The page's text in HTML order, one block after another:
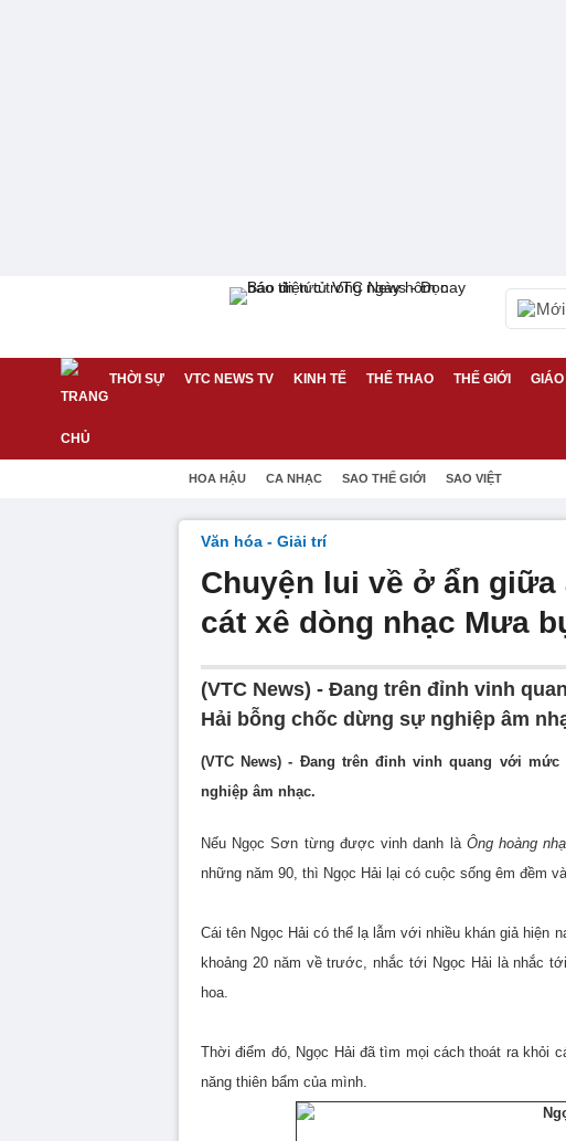
THỜI SỰ VTC NEWS TV KINH TẾ THỂ THAO THẾ GIỚI
HOA HẬU CA NHẠC SAO THẾ GIỚI SAO VIỆT
Văn hóa - Giải trí
Chuyện lui về ở ẩn
cát xê dòng nhạc Mưa
(VTC News) - Đang trên đỉnh vinh
Hải bỗng chốc dừng sự nghiệp âm
(VTC News) - Đang trên đỉnh vinh quang với
nghiệp âm nhạc.
Nếu Ngọc Sơn từng được vinh danh là Ông hoàng
những năm 90, thì Ngọc Hải lại có cuộc sống êm đềm
Cái tên Ngọc Hải có thể lạ lẫm với nhiều khán giả hiện
khoảng 20 năm về trước, nhắc tới Ngọc Hải là nhắc
hoa.
Thời điểm đó, Ngọc Hải đã tìm mọi cách thoát ra khỏi
năng thiên bẩm của mình.